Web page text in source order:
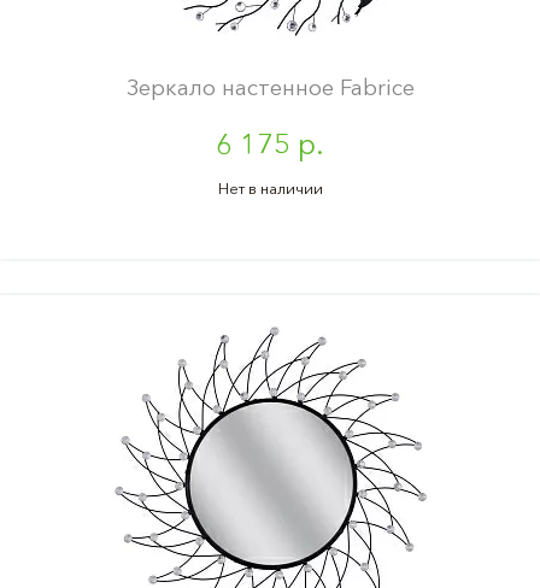
Зеркало настенное Fabrice
6 175 р.
Нет в наличии